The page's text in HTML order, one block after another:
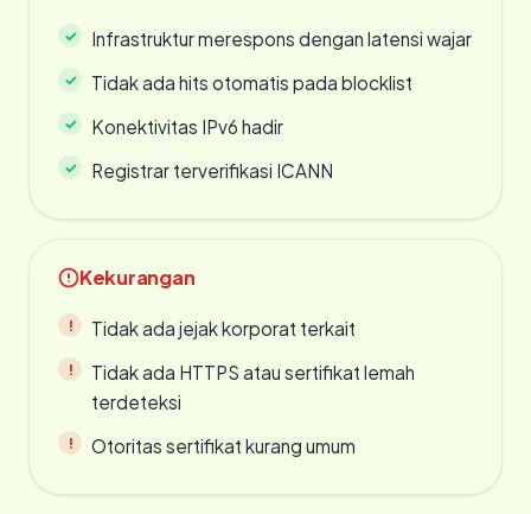
Infrastruktur merespons dengan latensi wajar
Tidak ada hits otomatis pada blocklist
Konektivitas IPv6 hadir
Registrar terverifikasi ICANN
Kekurangan
Tidak ada jejak korporat terkait
Tidak ada HTTPS atau sertifikat lemah
terdeteksi
Otoritas sertifikat kurang umum